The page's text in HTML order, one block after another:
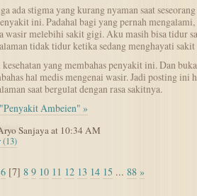
ada stigma yang kurang nyaman saat seseorang
ini. Padahal bagi yang pernah mengalami,
wasir melebihi sakit gigi. Aku masih bisa tidur
tidak tidur ketika sedang menghayati sakit
yang membahas penyakit ini. Dan
hal medis mengenai wasir. Jadi posting ini
saat bergulat dengan rasa sakitnya.
Ambeien" »
Sanjaya at 10:34 AM
(13)
6 [7] 8 9 10 11 12 13 14 15 ... 88 »